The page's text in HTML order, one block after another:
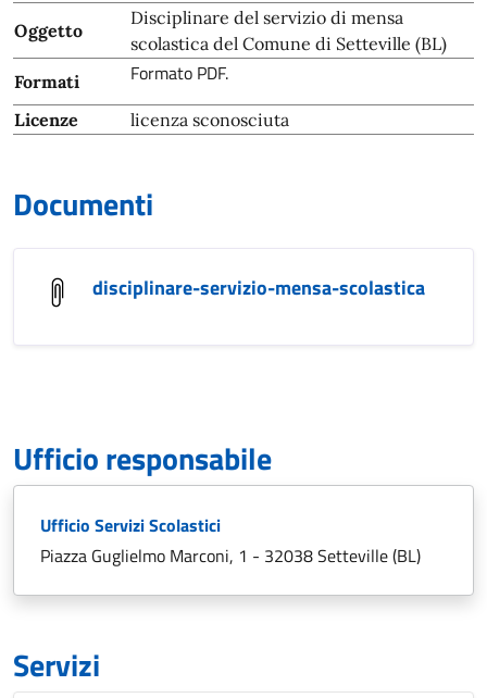
Oggetto
Disciplinare del servizio di mensa
scolastica del Comune di Setteville (BL)
Formati
Formato PDF.
Licenze licenza sconosciuta
Documenti
disciplinare-servizio-mensa-scolastica
Ufficio responsabile
Ufficio Servizi Scolastici
Piazza Guglielmo Marconi, 1 - 32038 Setteville (BL)
Servizi